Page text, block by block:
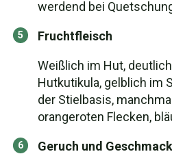
werdend bei
Fruchtfleisch
Weißlich im Hut,
Hutkutikula, gelblich im
der Stielbasis,
orangeroten Flecken,
Geruch und Geschmack